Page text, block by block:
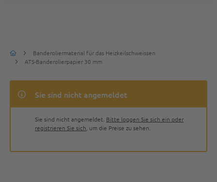
Banderoliermaterial für das Heizkeilschweissen
ATS-Banderolierpapier 30 mm
Sie sind nicht angemeldet
Sie sind nicht angemeldet. Bitte loggen Sie sich ein oder
registrieren Sie sich , um die Preise zu sehen.